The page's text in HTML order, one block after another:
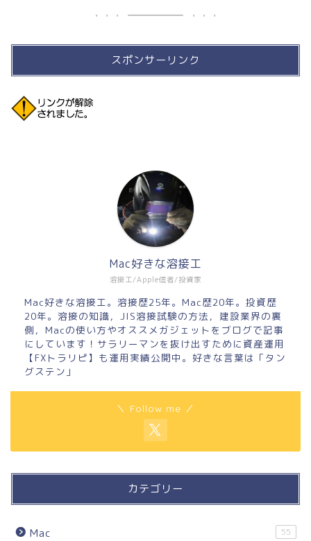
スポンサーリンク
溶接工/Apple信者/投資家
Mac好きな溶接工
Mac好きな溶接工。溶接歴25年。Mac歴20年。投資歴
20年。溶接の知識，JIS溶接試験の方法，建設業界の裏
側，Macの使い方やオススメガジェットをブログで記事
にしています！サラリーマンを抜け出すために資産運用
【FXトラリピ】も運用実績公開中。好きな言葉は「タン
グステン」
＼ Follow me ／
カテゴリー
Mac 55